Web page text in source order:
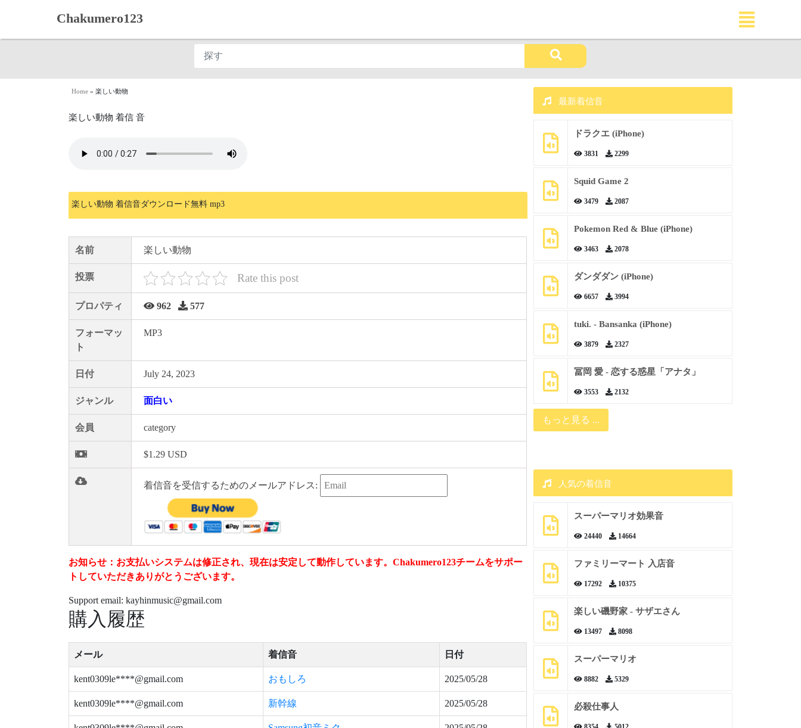
Chakumero123
Home » 楽しい動物
楽しい動物 着信 音
楽しい動物 着信音ダウンロード無料 mp3
名前 楽しい動物
投票 Rate this post
プロパティ 962 577
フォーマッ
ト
MP3
日付 July 24, 2023
ジャンル 面白い
会員 category
$1.29 USD
着信音を受信するためのメールアドレス:
お知らせ：お支払いシステムは修正され、現在は安定して動作しています。Chakumero123チームをサポー
トしていただきありがとうございます。
Support email: kayhinmusic@gmail.com
購入履歴
メール 着信音 日付
kent0309le****@gmail.com おもしろ 2025/05/28
kent0309le****@gmail.com 新幹線 2025/05/28
最新着信音
ドラクエ (iPhone)
3831 2299
Squid Game 2
3479 2087
Pokemon Red & Blue (iPhone)
3463 2078
ダンダダン (iPhone)
6657 3994
tuki. - Bansanka (iPhone)
3879 2327
冨岡 愛 - 恋する惑星「アナタ」
3553 2132
もっと見る ...
人気の着信音
スーパーマリオ効果音
24440 14664
ファミリーマート 入店音
17292 10375
楽しい磯野家 - サザエさん
13497 8098
スーパーマリオ
8882 5329
必殺仕事人